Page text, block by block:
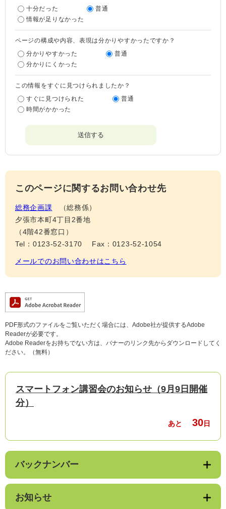
十分だった
普通
情報が足りなかった
ページの構成や内容、表現は分かりやすかったですか？
分かりやすかった
普通
分かりにくかった
この情報をすぐに見つけられましたか？
すぐに見つけられた
普通
時間がかかった
このページに関するお問い合わせ先
総務企画課
総務係
夕張市本町4丁目2番地
（4階42番窓口）
Tel：0123-52-3170
Fax：0123-52-1054
メールでのお問い合わせはこちら
PDF形式のファイルをご覧いただく場合には、Adobe社が提供するAdobe
Readerが必要です。
Adobe Readerをお持ちでない方は、バナーのリンク先からダウンロードしてく
ださい。（無料）
スマートフォン講習会のお知らせ（9月9日開催
分）
あと 30日
バックナンバー
お知らせ